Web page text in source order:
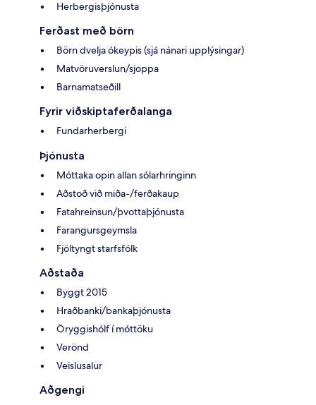
Herbergisþjónusta
Ferðast með börn
Börn dvelja ókeypis (sjá nánari upplýsingar)
Matvöruverslun/sjoppa
Barnamatseðill
Fyrir viðskiptaferðalanga
Fundarherbergi
Þjónusta
Móttaka opin allan sólarhringinn
Aðstoð við miða-/ferðakaup
Fatahreinsun/þvottaþjónusta
Farangursgeymsla
Fjöltyngt starfsfólk
Aðstaða
Byggt 2015
Hraðbanki/bankaþjónusta
Öryggishólf í móttöku
Verönd
Veislusalur
Aðgengi